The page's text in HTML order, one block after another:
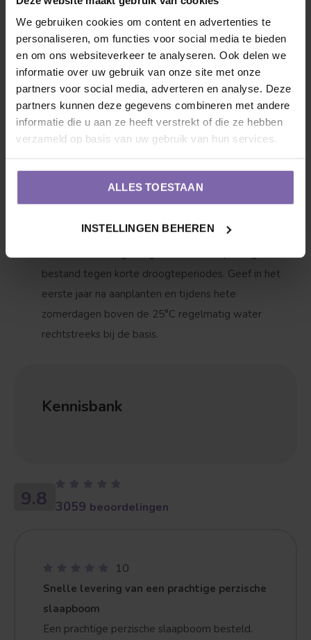
We gebruiken cookies om content en advertenties te
personaliseren, om functies voor social media te bieden
en om ons websiteverkeer te analyseren. Ook delen we
informatie over uw gebruik van onze site met onze
partners voor social media, adverteren en analyse. Deze
partners kunnen deze gegevens combineren met andere
informatie die u aan ze heeft verstrekt of die ze hebben
verzameld op basis van uw gebruik van hun services.
ALLES TOESTAAN
INSTELLINGEN BEHEREN
voeten in de winter. Gebruik bij het poten onze
universele aanplantgrond (7 tot 9 planten per m²).
Snoei:Knip uitgebloeide bloemen in de zomer
eventueel weg om een langere doorbloei te
stimuleren. Laat de laatste bloemhoofden in de
geven een prachtig wintersilhouet en de zaden zijn
een traktatie voor tuinvogels. Knip de plant in maart
Water:Eenmaal goed gesetteld is de plant goed
bestand tegen korte droogteperiodes. Geef in het
eerste jaar na aanplanten en tijdens hete
zomerdagen boven de 25°C regelmatig water
rechtstreeks bij de basis.
Kennisbank
9.8 3059 beoordelingen
10
Snelle levering van een prachtige perzische
slaapboom
Een prachtige perzische slaapboom besteld.